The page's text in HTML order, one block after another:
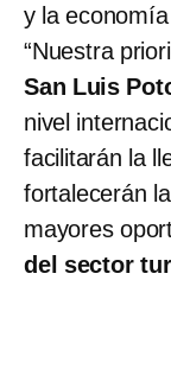
y la
“Nuestra
San Luis
nivel
facilitarán la
fortalecerán
mayores
del sector